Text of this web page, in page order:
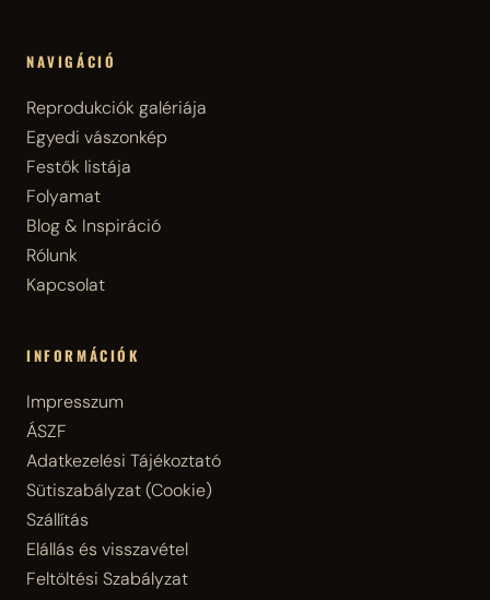
NAVIGÁCIÓ
Reprodukciók galériája
Egyedi vászonkép
Festők listája
Folyamat
Blog & Inspiráció
Rólunk
Kapcsolat
INFORMÁCIÓK
Impresszum
ÁSZF
Adatkezelési Tájékoztató
Sütiszabályzat (Cookie)
Szállítás
Elállás és visszavétel
Feltöltési Szabályzat